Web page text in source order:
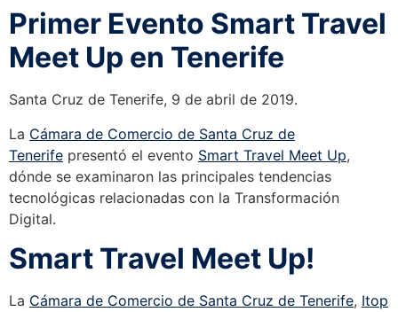
Primer Evento Smart Travel
Meet Up en Tenerife
Santa Cruz de Tenerife, 9 de abril de 2019.
La Cámara de Comercio de Santa Cruz de
Tenerife presentó el evento Smart Travel Meet Up,
dónde se examinaron las principales tendencias
tecnológicas relacionadas con la Transformación
Digital.
Smart Travel Meet Up!
La Cámara de Comercio de Santa Cruz de Tenerife, Itop